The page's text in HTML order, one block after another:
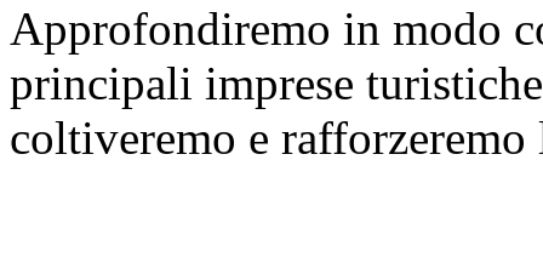
Approfondiremo in modo
principali imprese
coltiveremo e